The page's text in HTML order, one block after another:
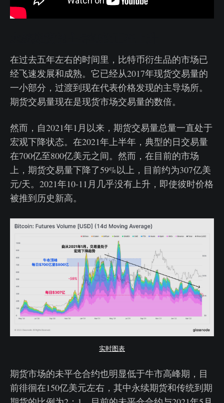
在过去五年左右的时间里，比特币衍生品的市场已
经飞速发展和成熟。它已经从2017年现货交易量的
一小部分，过渡到现在代表价格发现的主导场所。
期货交易量现在是现货市场交易量的数倍。
然而，自2021年1月以来，期货交易量总量一直处于
宏观下降状态。在2021年上半年，典型的日交易量
在700亿至800亿美元之间。然而，在目前的市场
上，期货交易量下降了59%以上，目前约为307亿美
元/天。2021年10-11月几乎没有上升，即使彼时价格
被推到历史新高。
实时图表
期货市场的未平仓合约也明显低于牛市高峰期，目
前徘徊在150亿美元左右，其中永续期货和传统到期